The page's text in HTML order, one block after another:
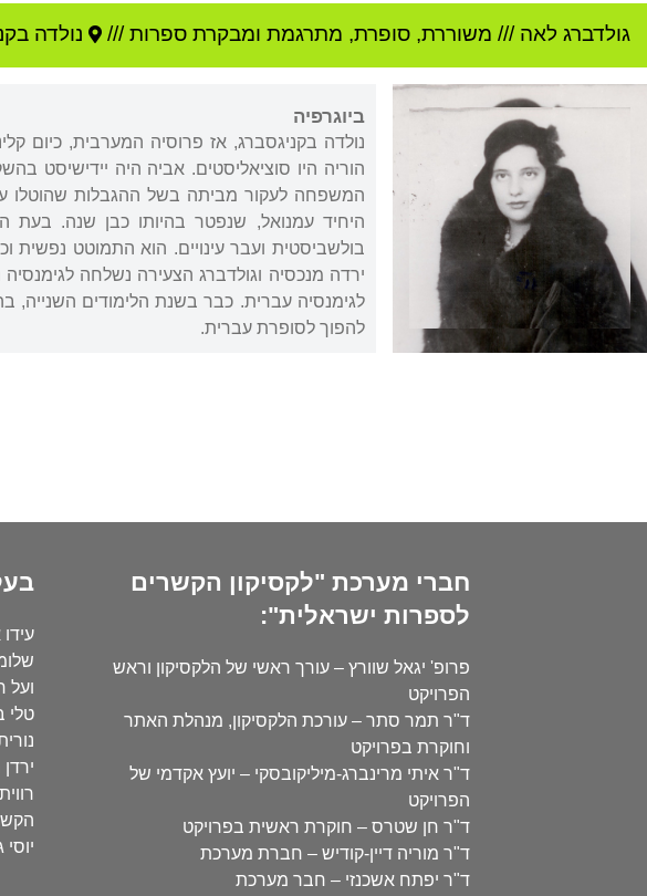
גולדברג לאה /// משוררת, סופרת, מתרגמת ומבקרת ספרות /// נולדה ב
ביוגרפיה
נולדה בקניגסברג, אז פרוסיה המערבית, כיום
הוריה היו סוציאליסטים. אביה היה יידישיסט
המשפחה לעקור מביתה בשל ההגבלות שהוטלו
ירדה מנכסיה וגולדברג הצעירה נשלחה
לגימנסיה עברית. כבר בשנת הלימודים
להפוך לסופרת עברית.
חברי מערכת "לקסיקון הקשרים
לספרות ישראלית":
פרופ' יגאל שוורץ – עורך ראשי של הלקסיקון וראש
הפרויקט
ד"ר תמר סתר – עורכת הלקסיקון, מנהלת האתר
וחוקרת בפרויקט
ד"ר איתי מרינברג-מיליקובסקי – יועץ אקדמי של
הפרויקט
ד"ר חן שטרס – חוקרת ראשית בפרויקט
ד"ר מוריה דיין-קודיש – חברת מערכת
ד"ר יפתח אשכנזי – חבר מערכת
ועל
טלי
ירדן